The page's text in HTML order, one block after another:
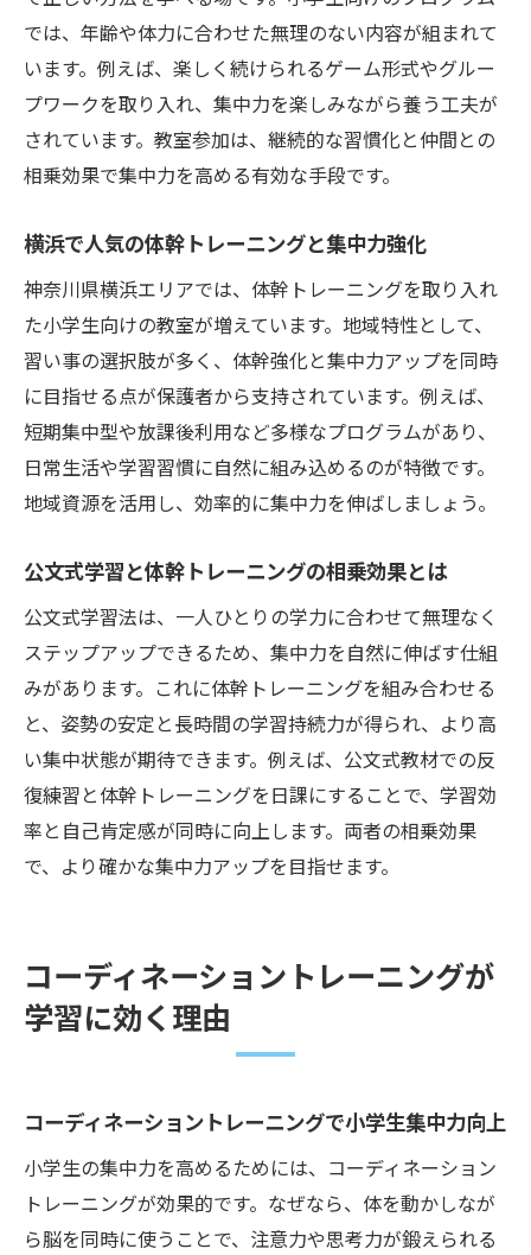
では、年齢や体力に合わせた無理のない内容が組まれて
います。例えば、楽しく続けられるゲーム形式やグルー
プワークを取り入れ、集中力を楽しみながら養う工夫が
されています。教室参加は、継続的な習慣化と仲間との
相乗効果で集中力を高める有効な手段です。
横浜で人気の体幹トレーニングと集中力強化
神奈川県横浜エリアでは、体幹トレーニングを取り入れ
た小学生向けの教室が増えています。地域特性として、
習い事の選択肢が多く、体幹強化と集中力アップを同時
に目指せる点が保護者から支持されています。例えば、
短期集中型や放課後利用など多様なプログラムがあり、
日常生活や学習習慣に自然に組み込めるのが特徴です。
地域資源を活用し、効率的に集中力を伸ばしましょう。
公文式学習と体幹トレーニングの相乗効果とは
公文式学習法は、一人ひとりの学力に合わせて無理なく
ステップアップできるため、集中力を自然に伸ばす仕組
みがあります。これに体幹トレーニングを組み合わせる
と、姿勢の安定と長時間の学習持続力が得られ、より高
い集中状態が期待できます。例えば、公文式教材での反
復練習と体幹トレーニングを日課にすることで、学習効
率と自己肯定感が同時に向上します。両者の相乗効果
で、より確かな集中力アップを目指せます。
コーディネーショントレーニングが
学習に効く理由
コーディネーショントレーニングで小学生集中力向上
小学生の集中力を高めるためには、コーディネーション
トレーニングが効果的です。なぜなら、体を動かしなが
ら脳を同時に使うことで、注意力や思考力が鍛えられる